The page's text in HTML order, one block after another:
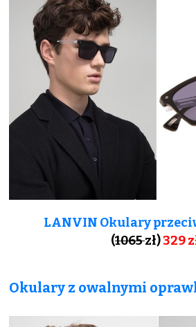
LANVIN Okulary
(1065zł)329
Okulary z owalnymi